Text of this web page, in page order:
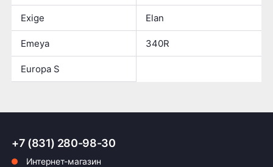
Exige Elan
Emeya 340R
Europa S
+7 (831) 280-98-30
Интернет-магазин